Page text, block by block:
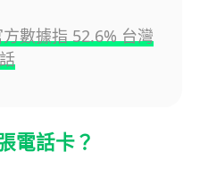
數據指 52.6% 台灣
電話卡？